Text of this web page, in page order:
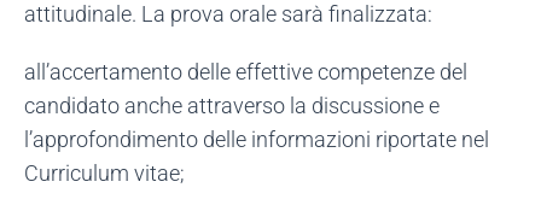
attitudinale. La prova orale sarà finalizzata:
all’accertamento delle effettive competenze del
candidato anche attraverso la discussione e
l’approfondimento delle informazioni riportate nel
Curriculum vitae;